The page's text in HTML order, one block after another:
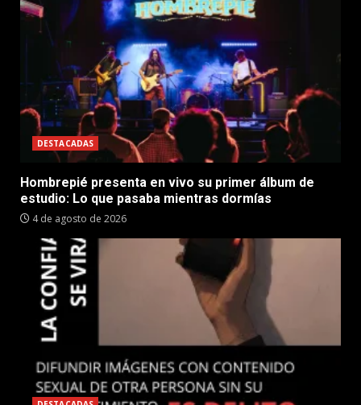
DESTACADAS
Hombrepié presenta en vivo su primer álbum de
estudio: Lo que pasaba mientras dormías
4 de agosto de 2026